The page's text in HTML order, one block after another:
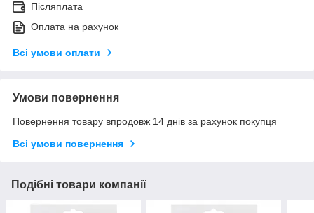
Післяплата
Оплата на рахунок
Всі умови оплати
Умови повернення
Повернення товару впродовж 14 днів за рахунок покупця
Всі умови повернення
Подібні товари компанії